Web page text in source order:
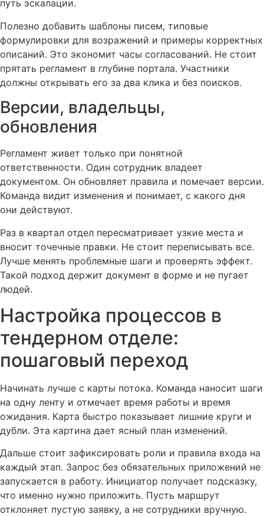
путь эскалации.
Полезно добавить шаблоны писем, типовые
формулировки для возражений и примеры корректных
описаний. Это экономит часы согласований. Не стоит
прятать регламент в глубине портала. Участники
должны открывать его за два клика и без поисков.
Версии, владельцы,
обновления
Регламент живет только при понятной
ответственности. Один сотрудник владеет
документом. Он обновляет правила и помечает версии.
Команда видит изменения и понимает, с какого дня
они действуют.
Раз в квартал отдел пересматривает узкие места и
вносит точечные правки. Не стоит переписывать все.
Лучше менять проблемные шаги и проверять эффект.
Такой подход держит документ в форме и не пугает
людей.
Настройка процессов в
тендерном отделе:
пошаговый переход
Начинать лучше с карты потока. Команда наносит шаги
на одну ленту и отмечает время работы и время
ожидания. Карта быстро показывает лишние круги и
дубли. Эта картина дает ясный план изменений.
Дальше стоит зафиксировать роли и правила входа на
каждый этап. Запрос без обязательных приложений не
запускается в работу. Инициатор получает подсказку,
что именно нужно приложить. Пусть маршрут
отклоняет пустую заявку, а не сотрудники вручную.